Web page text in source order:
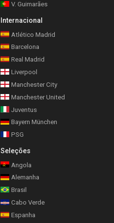
V. Guimarães
Internacional
Atlético Madrid
Barcelona
Real Madrid
Liverpool
Manchester City
Manchester United
Juventus
Bayern München
PSG
Seleções
Angola
Alemanha
Brasil
Cabo Verde
Espanha